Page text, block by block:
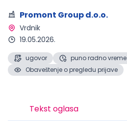
Promont Group d.o.o.
Vrdnik
19.05.2026.
ugovor puno radno vreme
Obaveštenje o pregledu prijave
Tekst oglasa